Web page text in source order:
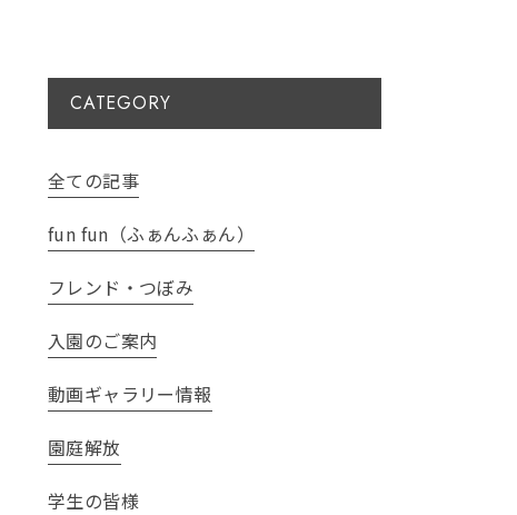
CATEGORY
全ての記事
fun fun（ふぁんふぁん）
フレンド・つぼみ
入園のご案内
動画ギャラリー情報
園庭解放
学生の皆様